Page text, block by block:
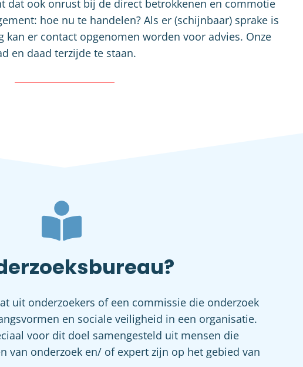
dat ook onrust bij de direct betrokkenen en commotie
hoe nu te handelen? Als er (schijnbaar) sprake is
kan er contact opgenomen worden voor advies. Onze
en daad terzijde te staan.
uit onderzoekers of een commissie die onderzoek
en sociale veiligheid in een organisatie.
voor dit doel samengesteld uit mensen die
van onderzoek en/ of expert zijn op het gebied van